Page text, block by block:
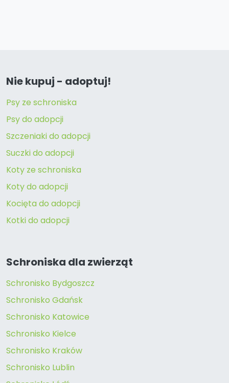
Nie kupuj - adoptuj!
Psy ze schroniska
Psy do adopcji
Szczeniaki do adopcji
Suczki do adopcji
Koty ze schroniska
Koty do adopcji
Kocięta do adopcji
Kotki do adopcji
Schroniska dla zwierząt
Schronisko Bydgoszcz
Schronisko Gdańsk
Schronisko Katowice
Schronisko Kielce
Schronisko Kraków
Schronisko Lublin